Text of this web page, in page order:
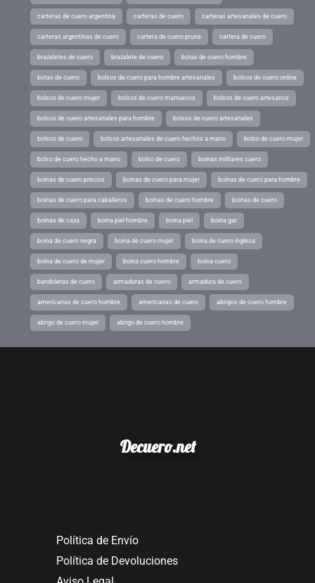
carteras de cuero argentina carteras de cuero carteras artesanales de cuero
carteras argentinas de cuero cartera de cuero prune cartera de cuero
brazaletes de cuero brazalete de cuero botas de cuero hombre
botas de cuero bolsos de cuero para hombre artesanales bolsos de cuero online
bolsos de cuero mujer bolsos de cuero marruecos bolsos de cuero artesanos
bolsos de cuero artesanales para hombre bolsos de cuero artesanales
bolsos de cuero bolsos artesanales de cuero hechos a mano bolso de cuero mujer
bolso de cuero hecho a mano bolso de cuero boinas militares cuero
boinas de cuero precios boinas de cuero para mujer boinas de cuero para hombre
boinas de cuero para caballeros boinas de cuero hombre boinas de cuero
boinas de caza boina piel hombre boina piel boina gar
boina de cuero negra boina de cuero mujer boina de cuero inglesa
boina de cuero de mujer boina cuero hombre boina cuero
bandoleras de cuero armaduras de cuero armadura de cuero
americanas de cuero hombre americanas de cuero abrigos de cuero hombre
abrigo de cuero mujer abrigo de cuero hombre
Decuero.net
Política de Envío
Política de Devoluciones